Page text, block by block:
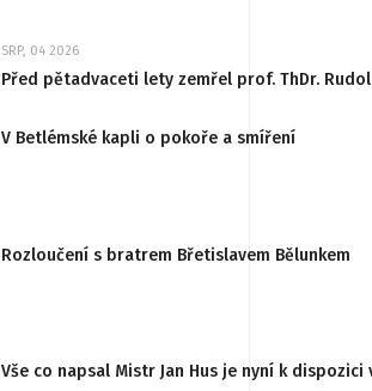
SRP, 04 2026
Před pětadvaceti lety zemřel prof. ThDr.
V Betlémské kapli o pokoře a smíření
Rozloučení s bratrem Břetislavem Bělunkem
Vše co napsal Mistr Jan Hus je nyní k